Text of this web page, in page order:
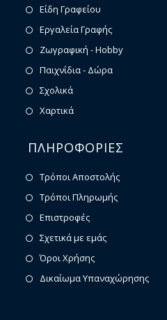
Είδη Γραφείου
Εργαλεία Γραφής
Ζωγραφική - Hobby
Παιχνίδια - Δώρα
Σχολικά
Χαρτικά
ΠΛΗΡΟΦΟΡΙΕΣ
Τρόποι Αποστολής
Τρόποι Πληρωμής
Επιστροφές
Σχετικά με εμάς
Όροι Χρήσης
Δικαίωμα Υπαναχώρησης